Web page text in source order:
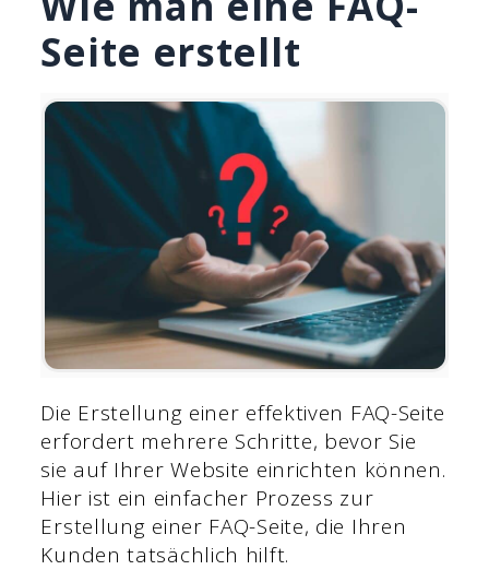
Seite erstellt
Die Erstellung einer effektiven FAQ-Seite
erfordert mehrere Schritte, bevor Sie
sie auf Ihrer Website einrichten können.
Hier ist ein einfacher Prozess zur
Erstellung einer FAQ-Seite, die Ihren
Kunden tatsächlich hilft.